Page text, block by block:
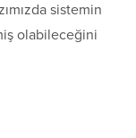
sistemin
olabileceğini